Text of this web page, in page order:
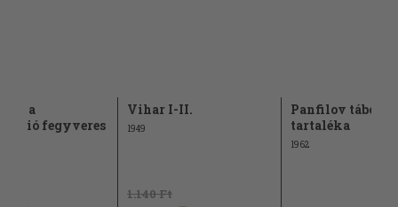
és a
fegyveres
Vihar I-II.
1949
1.140 Ft
Panfilov
tartaléka
1962